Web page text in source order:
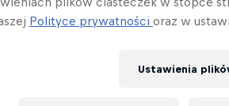
Polityce prywatności oraz w
Ustawienia